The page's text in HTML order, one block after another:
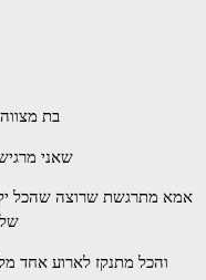
בת
שאני
אמא מתרגשת שרוצה שהכל
של
והכל מתנקז לארוע אחד